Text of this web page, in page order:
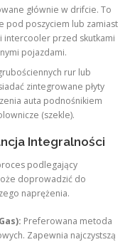
głównie w drifcie. To
pod poszyciem lub zamiast
intercooler przed skutkami
pojazdami.
rur lub
zintegrowane płyty
auta podnośnikiem
(szekle).
Integralności
podlegający
doprowadzić do
naprężenia.
Preferowana metoda
Zapewnia najczystszą